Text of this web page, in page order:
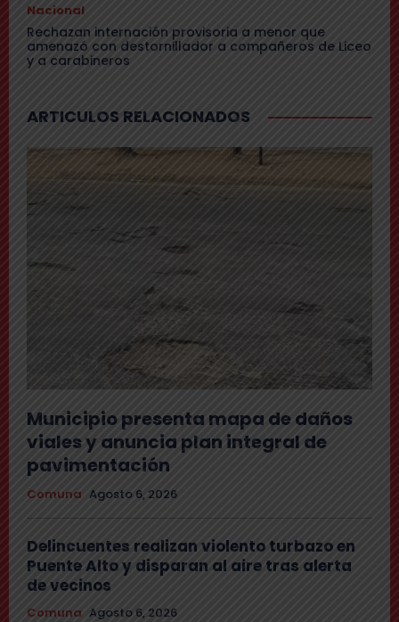
Nacional
Rechazan internación provisoria a menor que
amenazó con destornillador a compañeros de Liceo
y a carabineros
ARTICULOS RELACIONADOS
Municipio presenta mapa de daños
viales y anuncia plan integral de
pavimentación
Comuna Agosto 6, 2026
Delincuentes realizan violento turbazo en
Puente Alto y disparan al aire tras alerta
de vecinos
Comuna Agosto 6, 2026